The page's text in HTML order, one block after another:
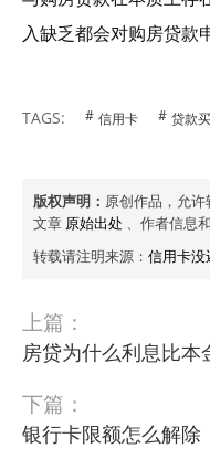
入缺乏都会对购房贷款
TAGS: 信用卡 贷款
版权声明： 原创作品，允
文章 原始出处 、作者信息
转载请注明来源： 信用卡没
上篇：
下篇：
银行卡限额怎么解除